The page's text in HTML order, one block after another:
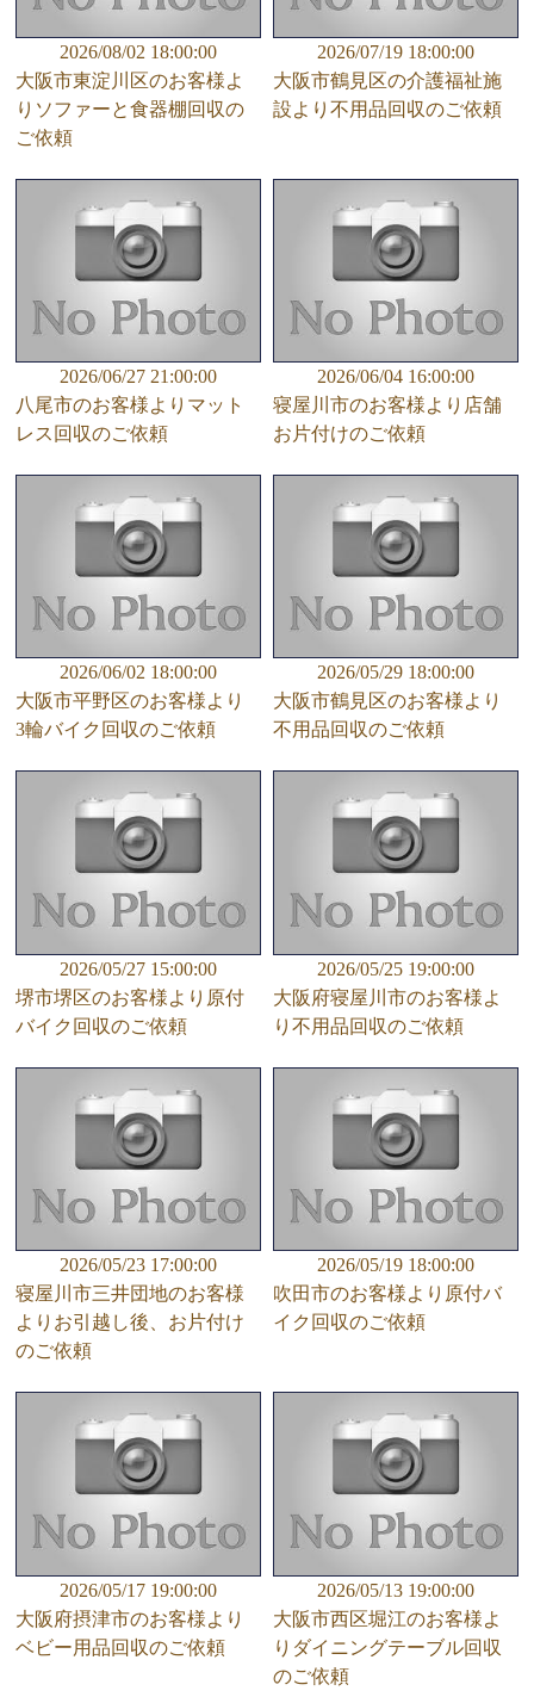
2026/08/02 18:00:00
大阪市東淀川区のお客様よ
りソファーと食器棚回収の
ご依頼
2026/07/19 18:00:00
大阪市鶴見区の介護福祉施
設より不用品回収のご依頼
2026/06/27 21:00:00
八尾市のお客様よりマット
レス回収のご依頼
2026/06/04 16:00:00
寝屋川市のお客様より店舗
お片付けのご依頼
2026/06/02 18:00:00
大阪市平野区のお客様より
3輪バイク回収のご依頼
2026/05/29 18:00:00
大阪市鶴見区のお客様より
不用品回収のご依頼
2026/05/27 15:00:00
堺市堺区のお客様より原付
バイク回収のご依頼
2026/05/25 19:00:00
大阪府寝屋川市のお客様よ
り不用品回収のご依頼
2026/05/23 17:00:00
寝屋川市三井団地のお客様
よりお引越し後、お片付け
のご依頼
2026/05/19 18:00:00
吹田市のお客様より原付バ
イク回収のご依頼
2026/05/17 19:00:00
大阪府摂津市のお客様より
ベビー用品回収のご依頼
2026/05/13 19:00:00
大阪市西区堀江のお客様よ
りダイニングテーブル回収
のご依頼